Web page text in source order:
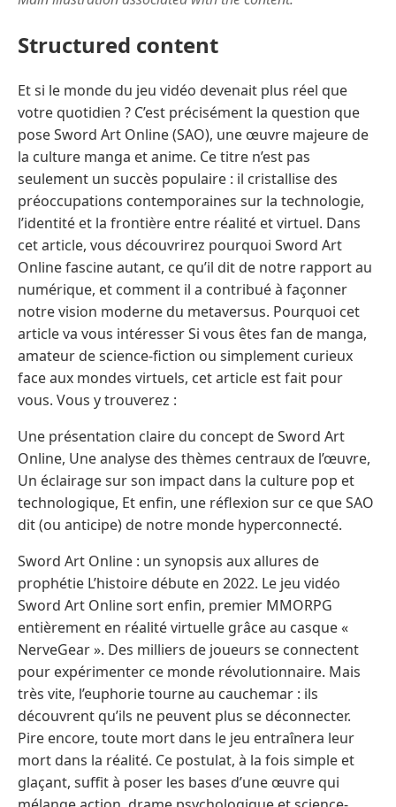
Structured content
Et si le monde du jeu vidéo devenait plus réel que
votre quotidien ? C’est précisément la question que
pose Sword Art Online (SAO), une œuvre majeure de
la culture manga et anime. Ce titre n’est pas
seulement un succès populaire : il cristallise des
préoccupations contemporaines sur la technologie,
l’identité et la frontière entre réalité et virtuel. Dans
cet article, vous découvrirez pourquoi Sword Art
Online fascine autant, ce qu’il dit de notre rapport au
numérique, et comment il a contribué à façonner
notre vision moderne du metaversus. Pourquoi cet
article va vous intéresser Si vous êtes fan de manga,
amateur de science-fiction ou simplement curieux
face aux mondes virtuels, cet article est fait pour
vous. Vous y trouverez :
Une présentation claire du concept de Sword Art
Online, Une analyse des thèmes centraux de l’œuvre,
Un éclairage sur son impact dans la culture pop et
technologique, Et enfin, une réflexion sur ce que SAO
dit (ou anticipe) de notre monde hyperconnecté.
Sword Art Online : un synopsis aux allures de
prophétie L’histoire débute en 2022. Le jeu vidéo
Sword Art Online sort enfin, premier MMORPG
entièrement en réalité virtuelle grâce au casque «
NerveGear ». Des milliers de joueurs se connectent
pour expérimenter ce monde révolutionnaire. Mais
très vite, l’euphorie tourne au cauchemar : ils
découvrent qu’ils ne peuvent plus se déconnecter.
Pire encore, toute mort dans le jeu entraînera leur
mort dans la réalité. Ce postulat, à la fois simple et
glaçant, suffit à poser les bases d’une œuvre qui